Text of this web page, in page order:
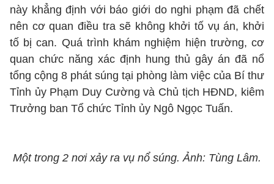
này khẳng định với báo giới do nghi phạm đã chết
nên cơ quan điều tra sẽ không khởi tố vụ án, khởi
tố bị can. Quá trình khám nghiệm hiện trường, cơ
quan chức năng xác định hung thủ gây án đã nổ
tổng cộng 8 phát súng tại phòng làm việc của Bí thư
Tỉnh ủy Phạm Duy Cường và Chủ tịch HĐND, kiêm
Trưởng ban Tổ chức Tỉnh ủy Ngô Ngọc Tuấn.
Một trong 2 nơi xảy ra vụ nổ súng. Ảnh: Tùng Lâm.